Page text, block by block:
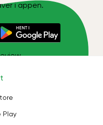
i appen.
Play